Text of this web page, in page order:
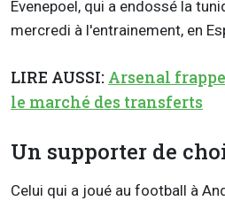
Evenepoel, qui a endossé la
mercredi à l'entrainement, en
LIRE AUSSI: Arsenal
le marché des transferts
Un supporter de
Celui qui a joué au football à